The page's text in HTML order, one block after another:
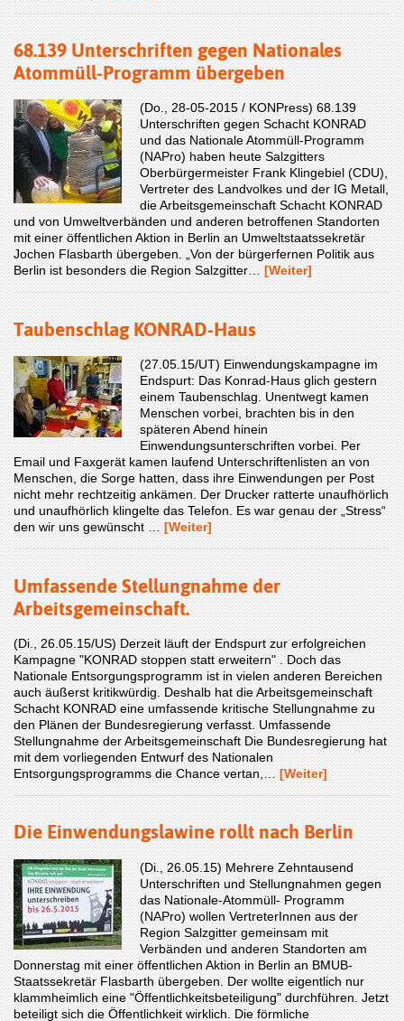
68.139 Unterschriften gegen Nationales
Atommüll-Programm übergeben
(Do., 28-05-2015 / KONPress) 68.139
Unterschriften gegen Schacht KONRAD
und das Nationale Atommüll-Programm
(NAPro) haben heute Salzgitters
Oberbürgermeister Frank Klingebiel (CDU),
Vertreter des Land­volkes und der IG Metall,
die Arbeitsgemeinschaft Schacht KONRAD
und von Umwelt­ver­bänden und anderen betroffenen Standorten
mit einer öffentlichen Aktion in Berlin an Umweltstaatssekretär
Jochen Flasbarth übergeben. „Von der bürgerfernen Politik aus
Berlin ist besonders die Region Salzgitter… [Weiter]
Taubenschlag KONRAD-Haus
(27.05.15/UT) Einwendungskampagne im
Endspurt: Das Konrad-Haus glich gestern
einem Taubenschlag. Unentwegt kamen
Menschen vorbei, brachten bis in den
späteren Abend hinein
Einwendungsunterschriften vorbei. Per
Email und Faxgerät kamen laufend Unterschriftenlisten an von
Menschen, die Sorge hatten, dass ihre Einwendungen per Post
nicht mehr rechtzeitig ankämen. Der Drucker ratterte unaufhörlich
und unaufhörlich klingelte das Telefon. Es war genau der „Stress“
den wir uns gewünscht … [Weiter]
Umfassende Stellungnahme der
Arbeitsgemeinschaft.
(Di., 26.05.15/US) Derzeit läuft der Endspurt zur erfolgreichen
Kampagne "KONRAD stoppen statt erweitern" . Doch das
Nationale Entsorgungsprogramm ist in vielen anderen Bereichen
auch äußerst kritikwürdig. Deshalb hat die Arbeitsgemeinschaft
Schacht KONRAD eine umfassende kritische Stellungnahme zu
den Plänen der Bundesregierung verfasst. Umfassende
Stellungnahme der Arbeitsgemeinschaft Die Bundesregierung hat
mit dem vorliegenden Entwurf des Nationalen
Entsorgungsprogramms die Chance vertan,… [Weiter]
Die Einwendungslawine rollt nach Berlin
(Di., 26.05.15) Mehrere Zehntausend
Unterschriften und Stellungnahmen gegen
das Nationale-Atommüll- Programm
(NAPro) wollen VertreterInnen aus der
Region Salzgitter gemeinsam mit
Verbänden und anderen Standorten am
Donnerstag mit einer öffentlichen Aktion in Berlin an BMUB-
Staatssekretär Flasbarth übergeben. Der wollte eigentlich nur
klammheimlich eine "Öffentlichkeitsbeteiligung" durchführen. Jetzt
beteiligt sich die Öffentlichkeit wirklich. Die förmliche